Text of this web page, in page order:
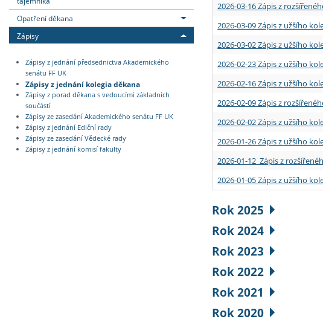
Opatření děkana
Zápisy
Zápisy z jednání předsednictva Akademického
senátu FF UK
Zápisy z jednání kolegia děkana
Zápisy z porad děkana s vedoucími základních
součástí
Zápisy ze zasedání Akademického senátu FF UK
Zápisy z jednání Ediční rady
Zápisy ze zasedání Vědecké rady
Zápisy z jednání komisí fakulty
2026-03-16 Zápis z
2026-03-09 Zápis z užšího
2026-03-02 Zápis z užšího
2026-02-23 Zápis z užšího
2026-02-16 Zápis z užšího
2026-02-09 Zápis z
2026-02-02 Zápis z užšího
2026-01-26 Zápis z užšího
2026-01-12 Zápis z
2026-01-05 Zápis z užšího
Rok 2025
Rok 2024
Rok 2023
Rok 2022
Rok 2021
Rok 2020